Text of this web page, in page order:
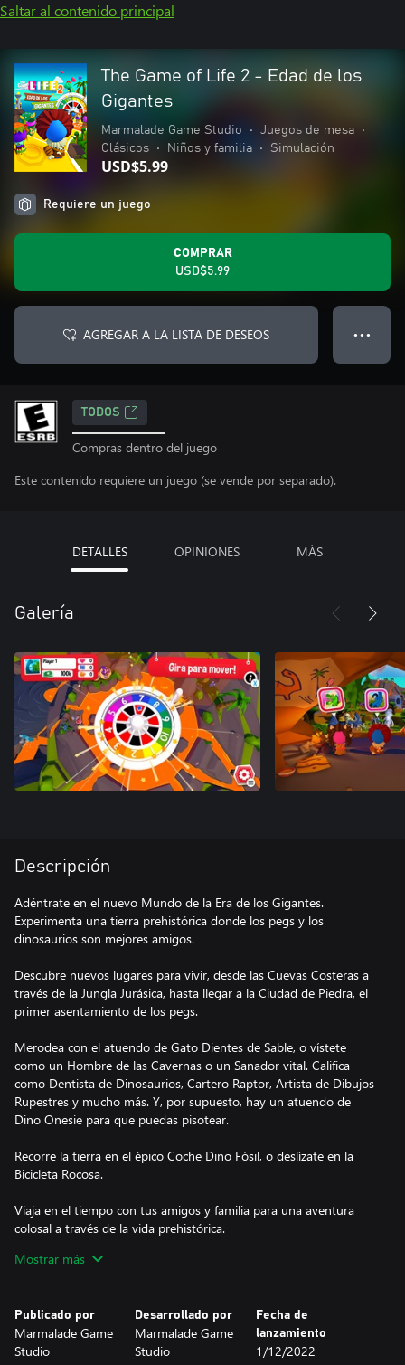
Saltar al contenido principal
The Game of Life 2 - Edad de los
Gigantes
Marmalade Game Studio • Juegos de mesa
•
Clásicos
• Niños y familia • Simulación
USD$5.99
Requiere un juego
COMPRAR
USD$5.99
AGREGAR A LA LISTA DE DESEOS ● ● ●
TODOS
Compras dentro del juego
Este contenido requiere un juego (se vende por separado).
DETALLES OPINIONES MÁS
Galería
Descripción
Adéntrate en el nuevo Mundo de la Era de los Gigantes.
Experimenta una tierra prehistórica donde los pegs y los
dinosaurios son mejores amigos.
Descubre nuevos lugares para vivir, desde las Cuevas Costeras a
través de la Jungla Jurásica, hasta llegar a la Ciudad de Piedra, el
primer asentamiento de los pegs.
Merodea con el atuendo de Gato Dientes de Sable, o vístete
como un Hombre de las Cavernas o un Sanador vital. Califica
como Dentista de Dinosaurios, Cartero Raptor, Artista de Dibujos
Rupestres y mucho más. Y, por supuesto, hay un atuendo de
Dino Onesie para que puedas pisotear.
Recorre la tierra en el épico Coche Dino Fósil, o deslízate en la
Bicicleta Rocosa.
Viaja en el tiempo con tus amigos y familia para una aventura
colosal a través de la vida prehistórica.
INCLUYE:
- COSMÉTICOS TEMÁTICOS – Seis atuendos jurásicos, seis
avatares prehistóricos y cuatro vehículos primitivos.
- CREA TU HISTORIA – Forma una familia, encuentra el amor,
Mostrar más
Publicado por
Marmalade Game
Studio
Desarrollado por
Marmalade Game
Studio
Fecha de
lanzamiento
1/12/2022